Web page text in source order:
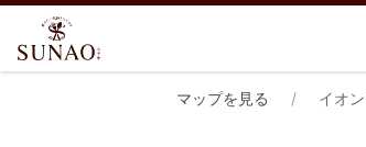
マップを見る イオ